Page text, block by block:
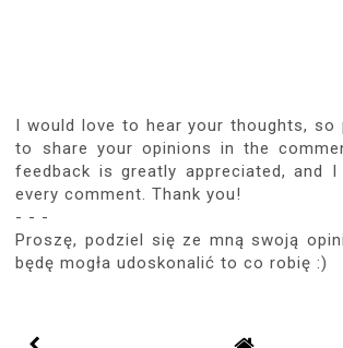
I would love to hear your thoughts, so
to share your opinions in the
feedback is greatly appreciated, and I
every comment. Thank you!
- - -
Proszę, podziel się ze mną swoją
będę mogła udoskonalić to co robię :)